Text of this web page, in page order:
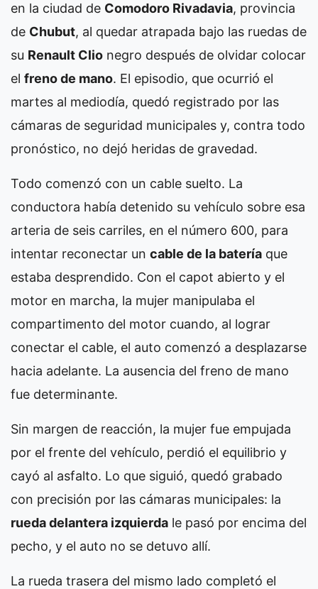
en la ciudad de Comodoro Rivadavia, provincia
de Chubut, al quedar atrapada bajo las ruedas de
su Renault Clio negro después de olvidar colocar
el freno de mano. El episodio, que ocurrió el
martes al mediodía, quedó registrado por las
cámaras de seguridad municipales y, contra todo
pronóstico, no dejó heridas de gravedad.
Todo comenzó con un cable suelto. La
conductora había detenido su vehículo sobre esa
arteria de seis carriles, en el número 600, para
intentar reconectar un cable de la batería que
estaba desprendido. Con el capot abierto y el
motor en marcha, la mujer manipulaba el
compartimento del motor cuando, al lograr
conectar el cable, el auto comenzó a desplazarse
hacia adelante. La ausencia del freno de mano
fue determinante.
Sin margen de reacción, la mujer fue empujada
por el frente del vehículo, perdió el equilibrio y
cayó al asfalto. Lo que siguió, quedó grabado
con precisión por las cámaras municipales: la
rueda delantera izquierda le pasó por encima del
pecho, y el auto no se detuvo allí.
La rueda trasera del mismo lado completó el